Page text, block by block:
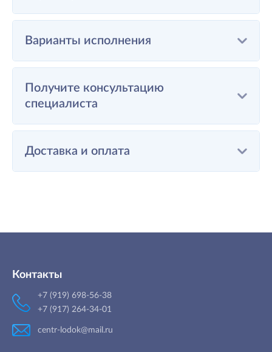
Варианты исполнения
Получите консультацию
специалиста
Доставка и оплата
Контакты
+7 (919) 698-56-38
+7 (917) 264-34-01
centr-lodok@mail.ru